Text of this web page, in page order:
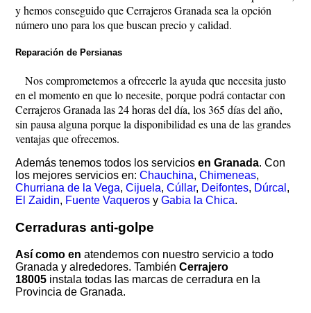
y hemos conseguido que Cerrajeros Granada sea la opción
número uno para los que buscan precio y calidad.
Reparación de Persianas
Nos comprometemos a ofrecerle la ayuda que necesita justo
en el momento en que lo necesite, porque podrá contactar con
Cerrajeros Granada las 24 horas del día, los 365 días del año,
sin pausa alguna porque la disponibilidad es una de las grandes
ventajas que ofrecemos.
Además tenemos todos los serviciosen Granada. Con
los mejores servicios en:Chauchina,Chimeneas,
Churriana de la Vega,Cijuela,Cúllar, Deifontes, Dúrcal ,
El Zaidin, Fuente Vaqueros yGabia la Chica.
Cerraduras anti-golpe
Así como enatendemos con nuestro servicio a todo
Granada y alrededores. TambiénCerrajero
18005 instala todas las marcas de cerradura en la
Provincia de Granada.